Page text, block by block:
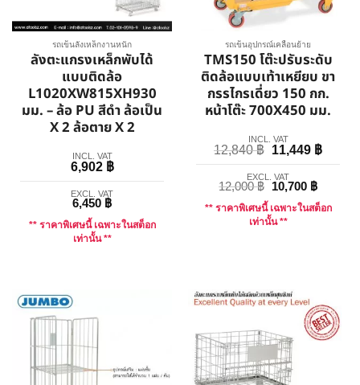
รถเข็นลังเหล็กงานหนัก
ลังตะแกรงเหล็กพับได้
แบบติดล้อ
L1020XW815XH930
มม. – ล้อ PU สีดำ ล้อเป็น
X 2 ล้อตาย X 2
INCL. VAT
6,902 ฿
EXCL. VAT
6,450 ฿
** ราคาพิเศษนี้ เฉพาะในสต็อก
เท่านั้น **
รถเข็นอุปกรณ์เคลื่อนย้าย
TMS150 โต๊ะปรับระดับ
ติดล้อแบบเท้าเหยียบ ขา
กรรไกรเดี่ยว 150 กก.
หน้าโต๊ะ 700X450 มม.
INCL. VAT
12,840฿ 11,449 ฿
EXCL. VAT
12,000฿ 10,700 ฿
** ราคาพิเศษนี้ เฉพาะในสต็อก
เท่านั้น **